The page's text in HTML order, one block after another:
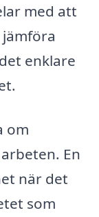
med att
enklare
om
En
när det
som